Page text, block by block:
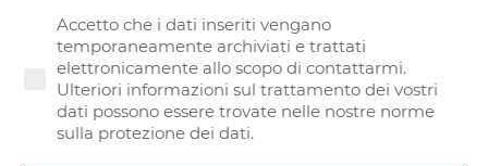
Accetto che i dati inseriti vengano
temporaneamente archiviati e trattati
elettronicamente allo scopo di contattarmi.
Ulteriori informazioni sul trattamento dei vostri
dati possono essere trovate nelle nostre norme
sulla protezione dei dati.